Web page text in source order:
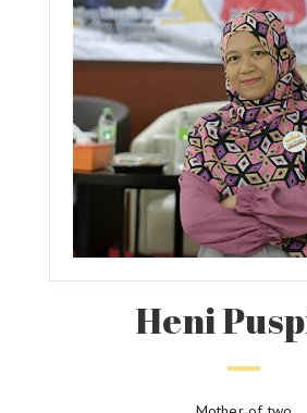
Heni